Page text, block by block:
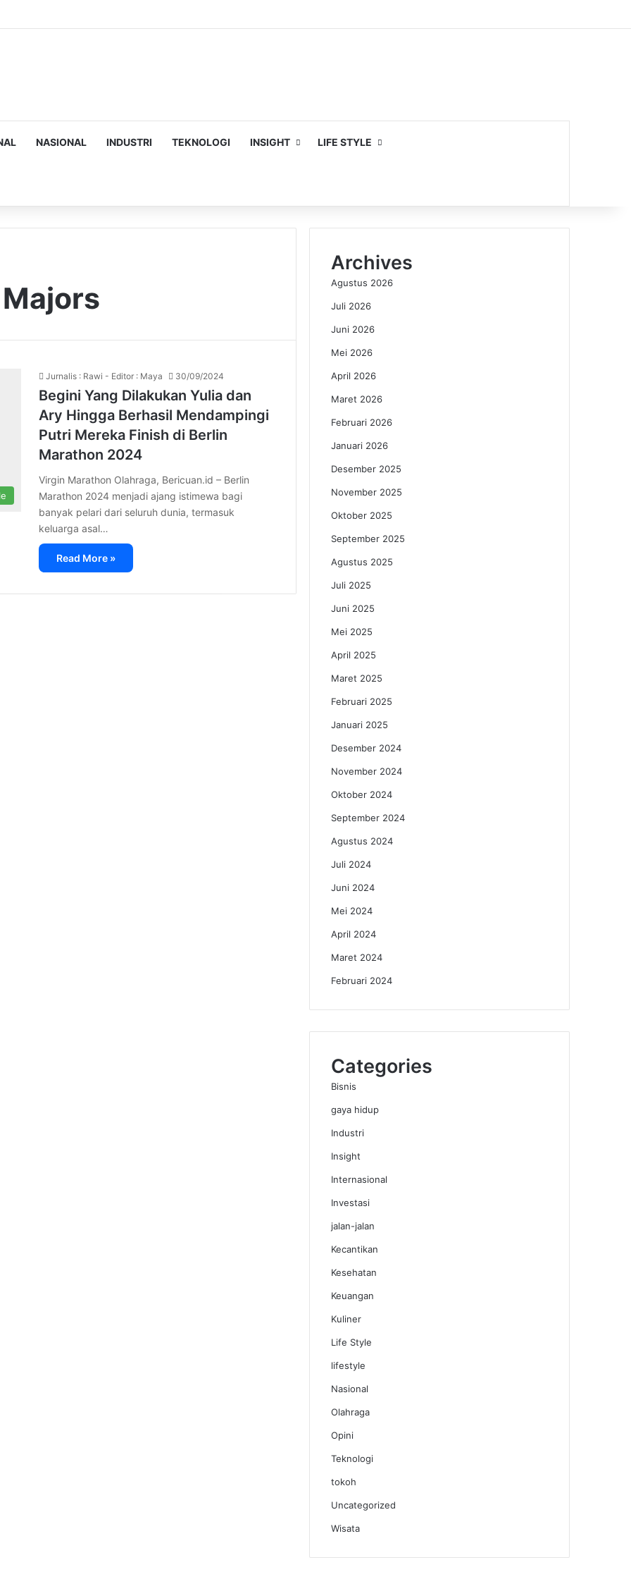
NASIONAL INDUSTRI TEKNOLOGI INSIGHT LIFE STYLE
Jurnalis : Rawi - Editor : Maya 30/09/2024
Begini Yang Dilakukan Yulia dan
Ary Hingga Berhasil Mendampingi
Putri Mereka Finish di Berlin
Marathon 2024
Virgin Marathon Olahraga, Bericuan.id – Berlin
Marathon 2024 menjadi ajang istimewa bagi
banyak pelari dari seluruh dunia, termasuk
keluarga asal…
Read More »
Archives
Agustus 2026
Juli 2026
Juni 2026
Mei 2026
April 2026
Maret 2026
Februari 2026
Januari 2026
Desember 2025
November 2025
Oktober 2025
September 2025
Agustus 2025
Juli 2025
Juni 2025
Mei 2025
April 2025
Maret 2025
Februari 2025
Januari 2025
Desember 2024
November 2024
Oktober 2024
September 2024
Agustus 2024
Juli 2024
Juni 2024
Mei 2024
April 2024
Maret 2024
Februari 2024
Categories
Bisnis
gaya hidup
Industri
Insight
Internasional
Investasi
jalan-jalan
Kecantikan
Kesehatan
Keuangan
Kuliner
Life Style
lifestyle
Nasional
Olahraga
Opini
Teknologi
tokoh
Uncategorized
Wisata